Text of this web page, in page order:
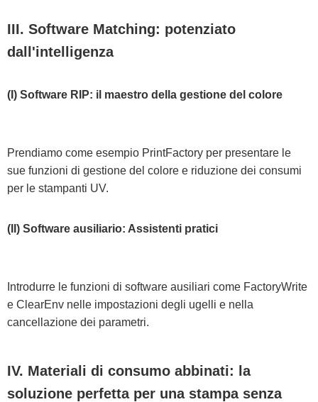
III. Software Matching: potenziato
dall'intelligenza
(I) Software RIP: il maestro della gestione del colore
Prendiamo come esempio PrintFactory per presentare le
sue funzioni di gestione del colore e riduzione dei consumi
per le stampanti UV.
(II) Software ausiliario: Assistenti pratici
Introdurre le funzioni di software ausiliari come FactoryWrite
e ClearEnv nelle impostazioni degli ugelli e nella
cancellazione dei parametri.
IV. Materiali di consumo abbinati: la
soluzione perfetta per una stampa senza